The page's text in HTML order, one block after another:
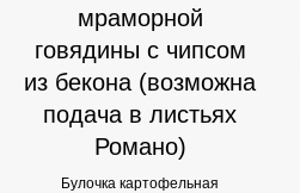
мраморной
говядины с чипсом
из бекона (возможна
подача в листьях
Романо)
Булочка картофельная